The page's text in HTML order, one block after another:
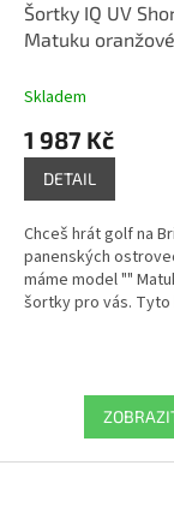
Šortky IQ UV
Matuku oranžové
Skladem
1 987 Kč
DETAIL
Chceš hrát golf na
panenských
máme model ""
šortky pro vás.